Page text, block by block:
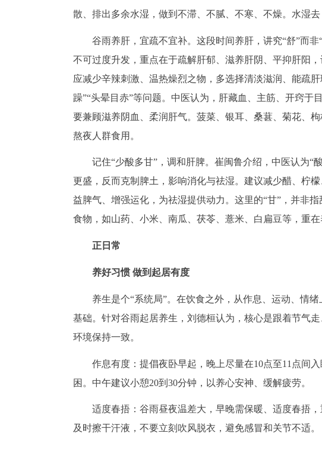
散、排出多余水湿，做到不滞、不腻、不寒、不燥。水湿去
谷雨养肝，宜疏不宜补。这段时间养肝，讲究“舒”而非
不可过度升发，重点在于疏解肝郁、滋养肝阴、平抑肝阳
应减少辛辣刺激、温热燥烈之物，多选择清淡滋润、能疏
躁”“头晕目赤”等问题。中医认为，肝藏血、主筋、开窍
要兼顾滋养阴血、柔润肝气。菠菜、银耳、桑葚、菊花、
熬夜人群食用。
记住“少酸多甘”，调和肝脾。崔闽鲁介绍，中医认为“
更盛，反而克制脾土，影响消化与祛湿。建议减少醋、柠
益脾气、增强运化，为祛湿提供动力。这里的“甘”，并非
食物，如山药、小米、南瓜、茯苓、薏米、白扁豆等，重在
正日常
养好习惯 做到起居有度
养生是个“系统局”。在饮食之外，从作息、运动、情
基础。针对谷雨起居养生，刘德桓认为，核心是跟着节气
环境保持一致。
作息有度：提倡夜卧早起，晚上尽量在10点至11点间
困。中午建议小憩20到30分钟，以养心安神、缓解疲劳。
适度春捂：谷雨昼夜温差大，早晚需保暖、适度春捂
及时擦干汗液，不要立刻吹风脱衣，避免感冒和关节不适。